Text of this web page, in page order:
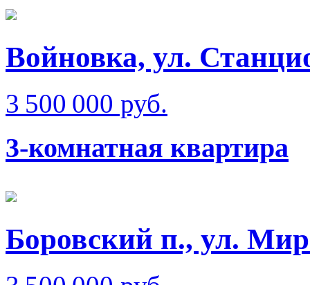
Войновка, ул.
3 500 000 руб.
3-комнатная квартира
Боровский п., ул.